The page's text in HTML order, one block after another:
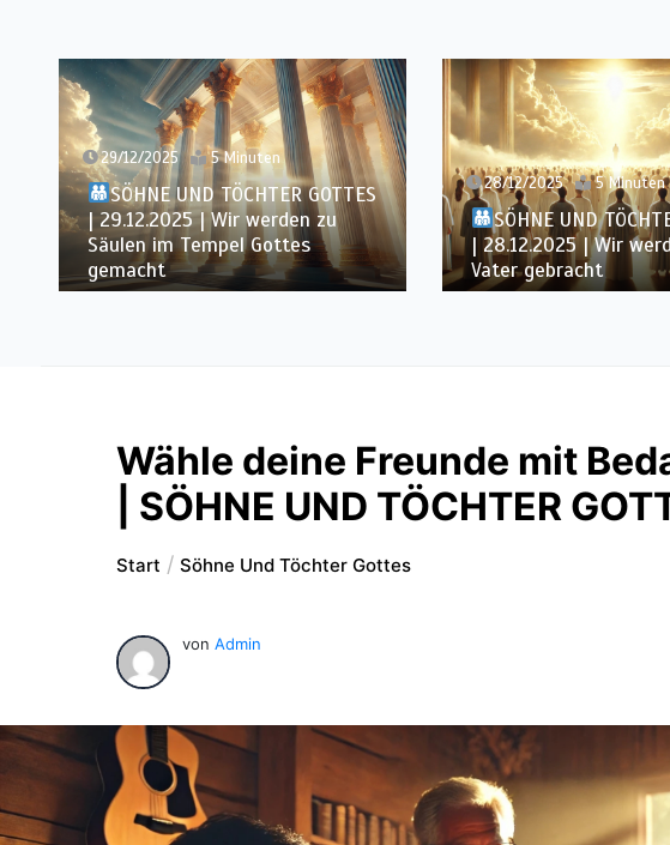
29/12/2025 5 Minuten
SÖHNE UND TÖCHTER GOTTES
| 29.12.2025 | Wir werden zu
Säulen im Tempel Gottes
gemacht
28/12/2025 5 Minuten
SÖHNE UND
| 28.12.2025 | Wir
Vater gebracht
Wähle deine Freunde mit
| SÖHNE UND TÖCHTER
Start Söhne Und Töchter Gottes
von Admin